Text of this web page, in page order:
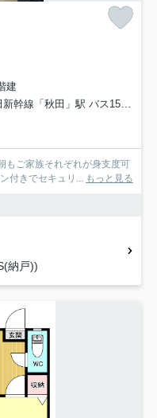
建
線「秋田」駅 バス15分 添川線「すわ町」 停歩3分
もご家族それぞれが身支度可
付きでセキュリ... もっと見る
納戸))